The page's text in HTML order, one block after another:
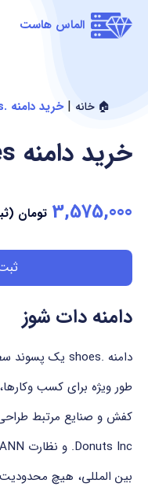
الماس هاست
🏠 خانه |خرید دامنه .shoes
خرید دامنه
3,575,000 تومان
دامنه دات شوز
طور ویژه برای کسب
کفش و صنایع مرتبط
بین المللی، هیچ محدودیت